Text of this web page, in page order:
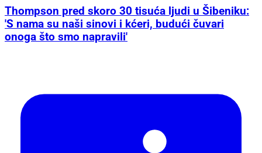
Thompson pred skoro 30 tisuća ljudi u Šibeniku:
'S nama su naši sinovi i kćeri, budući čuvari
onoga što smo napravili'